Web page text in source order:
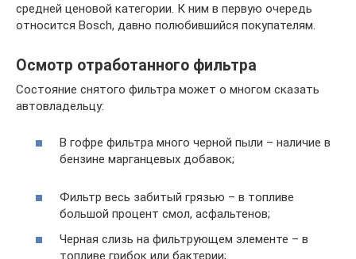
средней ценовой категории. К ним в первую очередь
относится Bosch, давно полюбившийся покупателям.
Осмотр отработанного фильтра
Состояние снятого фильтра может о многом сказать
автовладельцу:
В гофре фильтра много черной пыли – наличие в
бензине марганцевых добавок;
Фильтр весь забитый грязью – в топливе
большой процент смол, асфальтенов;
Черная слизь на фильтрующем элементе – в
топливе грибок или бактерии;